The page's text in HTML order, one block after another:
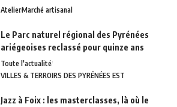
AtelierMarché artisanal
Le Parc naturel régional des Pyrénées
ariégeoises reclassé pour quinze ans
Toute l'actualité
VILLES & TERROIRS DES PYRÉNÉES EST
Jazz à Foix : les masterclasses, là où le